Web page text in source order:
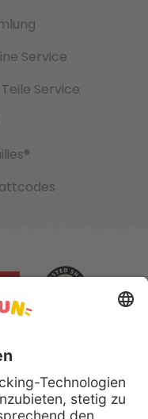
Service
Service